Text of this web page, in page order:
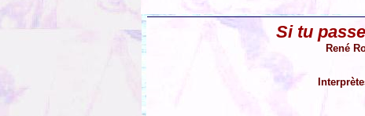
Si tu
René